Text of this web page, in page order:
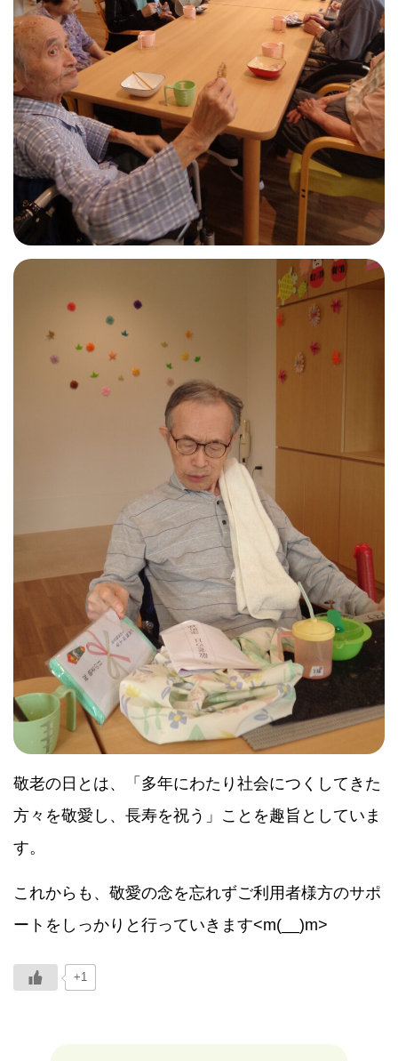
敬老の日とは、「多年にわたり社会につくしてきた
方々を敬愛し、長寿を祝う」ことを趣旨としていま
す。
これからも、敬愛の念を忘れずご利用者様方のサポ
ートをしっかりと行っていきます<m(__)m>
+1